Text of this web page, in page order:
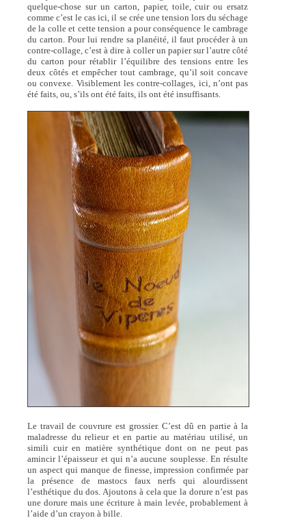
quelque-chose sur un carton, papier, toile, cuir ou ersatz
comme c’est le cas ici, il se crée une tension lors du séchage
de la colle et cette tension a pour conséquence le cambrage
du carton. Pour lui rendre sa planéité, il faut procéder à un
contre-collage, c’est à dire à coller un papier sur l’autre côté
du carton pour rétablir l’équilibre des tensions entre les
deux côtés et empêcher tout cambrage, qu’il soit concave
ou convexe. Visiblement les contre-collages, ici, n’ont pas
été faits, ou, s’ils ont été faits, ils ont été insuffisants.
Le travail de couvrure est grossier. C’est dû en partie à la
maladresse du relieur et en partie au matériau utilisé, un
simili cuir en matière synthétique dont on ne peut pas
amincir l’épaisseur et qui n’a aucune souplesse. En résulte
un aspect qui manque de finesse, impression confirmée par
la présence de mastocs faux nerfs qui alourdissent
l’esthétique du dos. Ajoutons à cela que la dorure n’est pas
une dorure mais une écriture à main levée, probablement à
l’aide d’un crayon à bille.